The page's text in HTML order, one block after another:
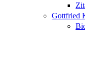
Gottfried